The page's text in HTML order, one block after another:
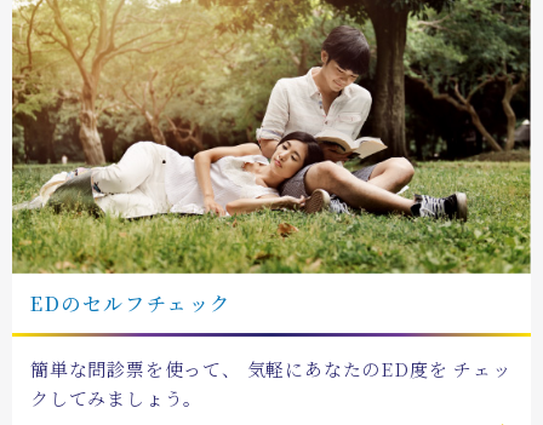
EDのセルフチェック
簡単な問診票を使って、 気軽にあなたのED度を チェッ
クしてみましょう。